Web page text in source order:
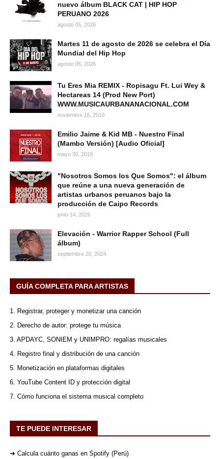
nuevo álbum BLACK CAT | HIP HOP
PERUANO 2026
agosto 05, 2026
Martes 11 de agosto de 2026 se celebra el Día
Mundial del Hip Hop
agosto 06, 2026
Tu Eres Mia REMIX - Ropisagu Ft. Lui Wey &
Hectareas 14 (Prod New Port)
WWW.MUSICAURBANANACIONAL.COM
noviembre 16, 2010
Emilio Jaime & Kid MB - Nuestro Final
(Mambo Versión) [Audio Oficial]
mayo 30, 2019
"Nosotros Somos los Que Somos": el álbum
que reúne a una nueva generación de
artistas urbanos peruanos bajo la
producción de Caipo Records
junio 14, 2026
Elevación - Warrior Rapper School (Full
álbum)
septiembre 20, 2024
GUÍA COMPLETA PARA ARTISTAS
1. Registrar, proteger y monetizar una canción
2. Derecho de autor: protege tu música
3. APDAYC, SONIEM y UNIMPRO: regalías musicales
4. Registro final y distribución de una canción
5. Monetización en plataformas digitales
6. YouTube Content ID y protección digital
7. Cómo funciona el sistema musical completo
TE PUEDE INTERESAR
➜ Calcula cuánto ganas en Spotify (Perú)